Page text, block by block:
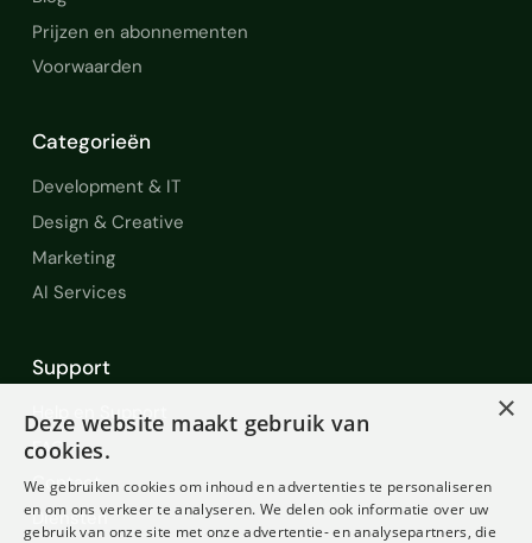
Prijzen en abonnementen
Voorwaarden
Categorieën
Development & IT
Design & Creative
Marketing
AI Services
Support
Help en Support
FAQ
Contact
Diensten
×
Deze website maakt gebruik van
cookies.
We gebruiken cookies om inhoud en advertenties te personaliseren
en om ons verkeer te analyseren. We delen ook informatie over uw
gebruik van onze site met onze advertentie- en analysepartners, die